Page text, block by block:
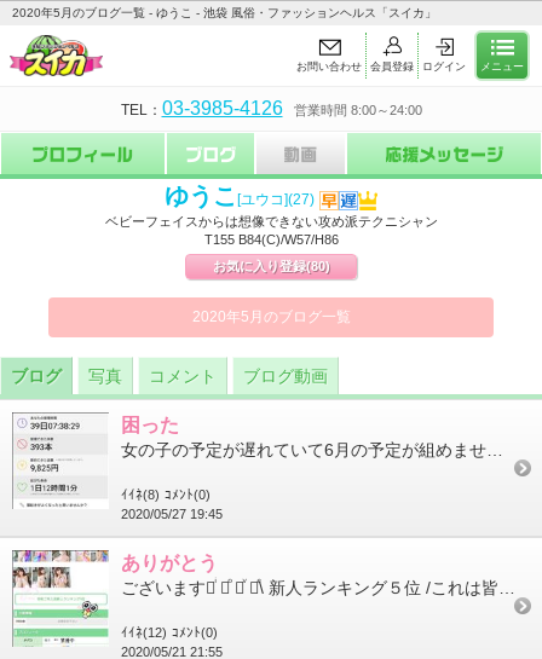
2020年5月のブログ一覧 - ゆうこ - 池袋 風俗・ファッションヘルス「スイカ」
お問い合わせ 会員登録 ログイン メニュー
TEL： 03-3985-4126 営業時間 8:00～24:00
ゆうこ [ユウコ](27)
ベビーフェイスからは想像できない攻め派テクニシャン
T155 B84(C)/W57/H86
お気に入り登録(80)
2020年5月のブログ一覧
ブログ 写真 コメント ブログ動画
困った
ｲｲﾈ(8) ｺﾒﾝﾄ(0)
2020/05/27 19:45
ありがとう
ｲｲﾈ(12) ｺﾒﾝﾄ(0)
2020/05/21 21:55